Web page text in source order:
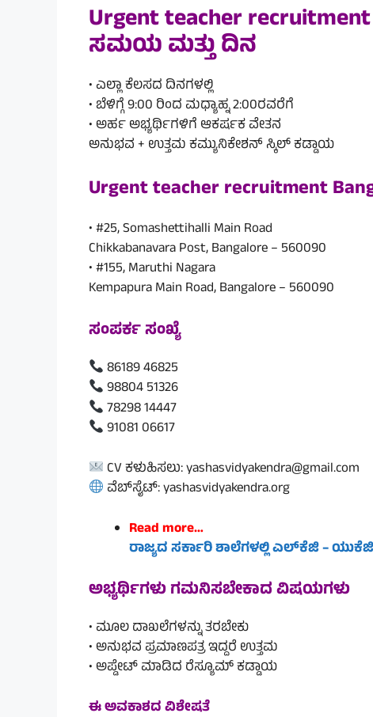
Urgent teacher
ಸಮಯ ಮತ್ತು ದಿನ
• ಎಲ್ಲಾ ಕೆಲಸದ ದಿನಗಳಲ್ಲಿ
• ಬೆಳಿಗ್ಗೆ 9:00 ರಿಂದ ಮಧ್ಯಾಹ್ನ 2:00ರವರೆಗೆ
• ಅರ್ಹ ಅಭ್ಯರ್ಥಿಗಳಿಗೆ ಆಕರ್ಷಕ ವೇತನ
ಅನುಭವ + ಉತ್ತಮ ಕಮ್ಯುನಿಕೇಶನ್ ಸ್ಕಿಲ್ ಕಡ್ಡಾಯ
Urgent teacher recruitment
• #25, Somashettihalli Main Road
Chikkabanavara Post, Bangalore – 560090
• #155, Maruthi Nagara
Kempapura Main Road, Bangalore – 560090
ಸಂಪರ್ಕ ಸಂಖ್ಯೆ
86189 46825
98804 51326
78298 14447
91081 06617
CV ಕಳುಹಿಸಲು: yashasvidyakendra@gmail.com
ವೆಬ್‌ಸೈಟ್: yashasvidyakendra.org
Read more…
ರಾಜ್ಯದ ಸರ್ಕಾರಿ ಶಾಲೆಗಳಲ್ಲಿ ಎಲ್‌ಕೆಜಿ –
ಅಭ್ಯರ್ಥಿಗಳು ಗಮನಿಸಬೇಕಾದ ವಿಷಯಗಳು
• ಮೂಲ ದಾಖಲೆಗಳನ್ನು ತರಬೇಕು
• ಅನುಭವ ಪ್ರಮಾಣಪತ್ರ ಇದ್ದರೆ ಉತ್ತಮ
• ಅಪ್ಡೇಟ್ ಮಾಡಿದ ರೆಸ್ಯೂಮ್ ಕಡ್ಡಾಯ
ಈ ಅವಕಾಶದ ವಿಶೇಷತೆ